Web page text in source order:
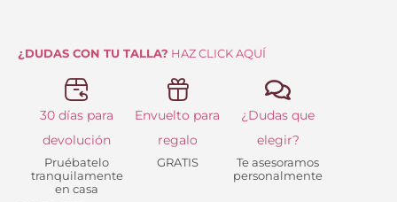
¿DUDAS CON TU TALLA? HAZ CLICK AQUÍ
30 días para
devolución
Pruébatelo
tranquilamente
en casa
Envuelto para
regalo
GRATIS
¿Dudas que
elegir?
Te asesoramos
personalmente